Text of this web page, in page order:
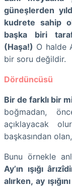
güneşlerden
kudrete sahip
başka biri
(Haşa!) O halde
bir soru değildir.
Dördüncüsü
Bir de farklı bir
boğmadan,
açıklayacak
başkasından
Bunu örnekle
Ay’ın ışığı
alırken, ay